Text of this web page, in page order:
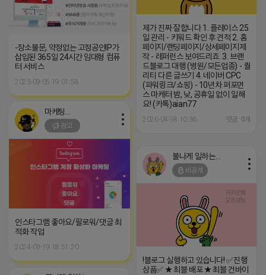
제가 진짜 잘합니다 1. 플레이스 25
일 관리 - 키워드 확인 후 견적 2. 홈
페이지/랜딩페이지/상세페이지제
작 - 레퍼런스 보여드리죠. 3. 브랜
드블로그 대행­ (병원/모든업종) - 퀄
리티 다른 글쓰기 4. 네이버 CPC
(파워링크/쇼핑) - 10년차 퍼포먼
스 마케터 밤, 낮, 공휴일 없이 일해
요! (카톡)aian77
2026-04-18 10:36 댓글: 0개
-장소불문, 약정없는 고정공인IP가
삽입된 365일 24시간 임대형 컴퓨
터 서비스
2023-09-05 19:01:58
광고
인스타그램 좋아요/팔로워/댓글 최
적화 작업
2024-09-19 18:51:20
불나게 일하는 네오
비공개
!블로그 실행하고 있습니다! ✅진행
상품✅ ★ 최블 배포 ★ 최블 건바이